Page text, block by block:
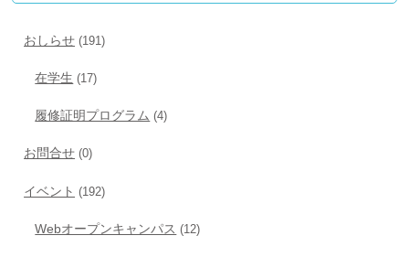
おしらせ (191)
在学生 (17)
履修証明プログラム (4)
お問合せ (0)
イベント (192)
Webオープンキャンパス (12)